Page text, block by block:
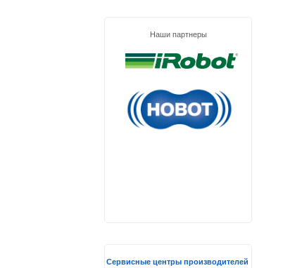
Наши партнеры
Сервисные центры производителей